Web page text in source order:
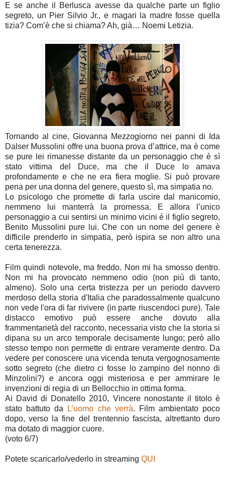
E se anche il Berlusca avesse da qualche parte un figlio
segreto, un Pier Silvio Jr., e magari la madre fosse quella
tizia? Com’è che si chiama? Ah, già… Noemi Letizia.
Tornando al cine, Giovanna Mezzogiorno nei panni di Ida
Dalser Mussolini offre una buona prova d’attrice, ma è come
se pure lei rimanesse distante da un personaggio che è sì
stato vittima del Duce, ma che il Duce lo amava
profondamente e che ne era fiera moglie. Si può provare
pena per una donna del genere, questo sì, ma simpatia no.
Lo psicologo che promette di farla uscire dal manicomio,
nemmeno lui manterrà la promessa. E allora l’unico
personaggio a cui sentirsi un minimo vicini é il figlio segreto,
Benito Mussolini pure lui. Che con un nome del genere è
difficile prenderlo in simpatia, però ispira se non altro una
certa tenerezza.
Film quindi notevole, ma freddo. Non mi ha smosso dentro.
Non mi ha provocato nemmeno odio (non più di tanto,
almeno). Solo una certa tristezza per un periodo davvero
merdoso della storia d'Italia che paradossalmente qualcuno
non vede l'ora di far rivivere (in parte riuscendoci pure). Tale
distacco emotivo può essere anche dovuto alla
frammentarietà del racconto, necessaria visto che la storia si
dipana su un arco temporale decisamente lungo; però allo
stesso tempo non permette di entrare veramente dentro. Da
vedere per conoscere una vicenda tenuta vergognosamente
sotto segreto (che dietro ci fosse lo zampino del nonno di
Minzolini?) e ancora oggi misteriosa e per ammirare le
invenzioni di regia di un Bellocchio in ottima forma.
Ai David di Donatello 2010, Vincere nonostante il titolo è
stato battuto da
L’uomo che verrà. Film ambientato poco
dopo, verso la fine del trentennio fascista, altrettanto duro
ma dotato di maggior cuore.
(voto 6/7)
Potete scaricarlo/vederlo in streaming QUI